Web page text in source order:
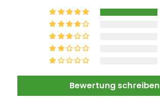
Bewertung schreiben